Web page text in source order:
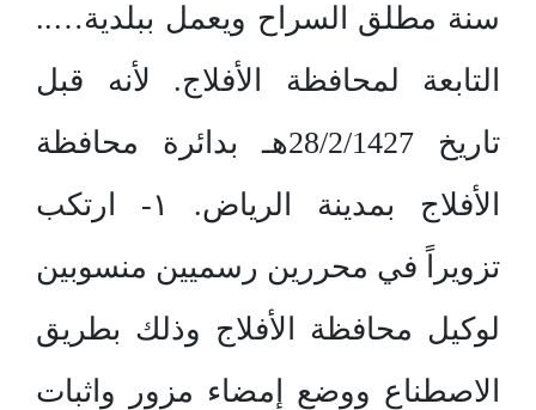
سنة مطلق السراح ويعمل ببلدية…..
التابعة لمحافظة الأفلاج. لأنه قبل
تاريخ 28/2/1427هـ بدائرة محافظة
الأفلاج بمدينة الرياض. ۱- ارتكب
تزويراً في محررين رسميين منسوبين
لوكيل محافظة الأفلاج وذلك بطريق
الاصطناع ووضع إمضاء مزور واثبات